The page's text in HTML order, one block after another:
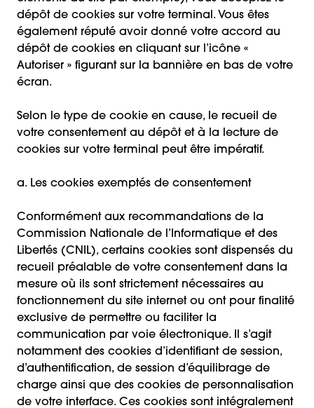
dépôt de cookies sur votre terminal. Vous êtes
également réputé avoir donné votre accord au
dépôt de cookies en cliquant sur l’icône «
Autoriser » figurant sur la bannière en bas de votre
écran.
Selon le type de cookie en cause, le recueil de
votre consentement au dépôt et à la lecture de
cookies sur votre terminal peut être impératif.
a. Les cookies exemptés de consentement
Conformément aux recommandations de la
Commission Nationale de l’Informatique et des
Libertés (CNIL), certains cookies sont dispensés du
recueil préalable de votre consentement dans la
mesure où ils sont strictement nécessaires au
fonctionnement du site internet ou ont pour finalité
exclusive de permettre ou faciliter la
communication par voie électronique. Il s’agit
notamment des cookies d’identifiant de session,
d’authentification, de session d’équilibrage de
charge ainsi que des cookies de personnalisation
de votre interface. Ces cookies sont intégralement